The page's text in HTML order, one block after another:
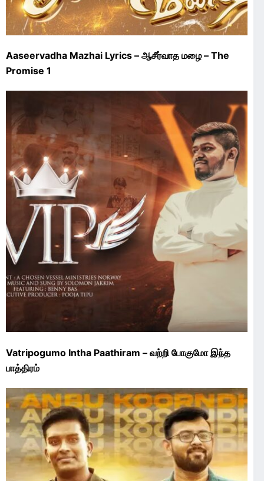
Aaseervadha Mazhai Lyrics – ஆசீர்வாத மழை – The
Promise 1
Vatripogumo Intha Paathiram – வற்றி போகுமோ இந்த
பாத்திரம்